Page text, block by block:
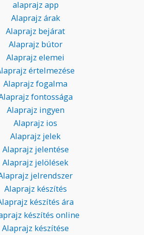
alaprajz app
Alaprajz árak
Alaprajz bejárat
Alaprajz bútor
Alaprajz elemei
értelmezése
Alaprajz fogalma
fontossága
Alaprajz ingyen
Alaprajz ios
Alaprajz jelek
Alaprajz jelentése
Alaprajz jelölések
jelrendszer
Alaprajz készítés
készítés ára
készítés online
Alaprajz készítése